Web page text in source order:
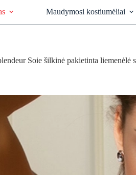
Maudymosi kostiumėliai
Soie šilkinė pakietinta liemenėlė